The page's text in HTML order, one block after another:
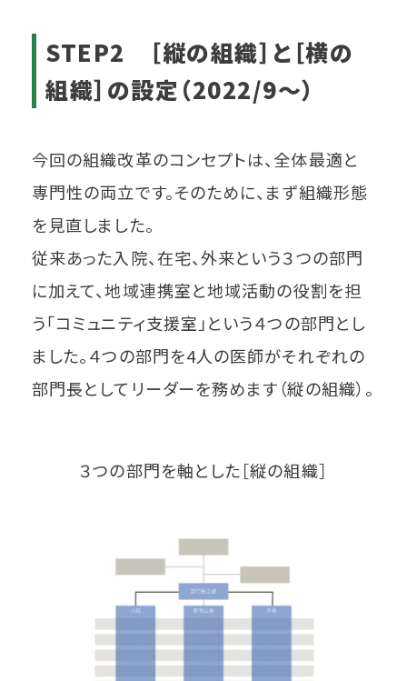
STEP2 ［縦の組織］と［横の
組織］の設定（2022/9～）
今回の組織改革のコンセプトは、全体最適と
専門性の両立です。そのために、まず組織形態
を見直しました。
従来あった入院、在宅、外来という３つの部門
に加えて、地域連携室と地域活動の役割を担
う「コミュニティ支援室」という４つの部門とし
ました。４つの部門を4人の医師がそれぞれの
部門長としてリーダーを務めます（縦の組織）。
３つの部門を軸とした［縦の組織］